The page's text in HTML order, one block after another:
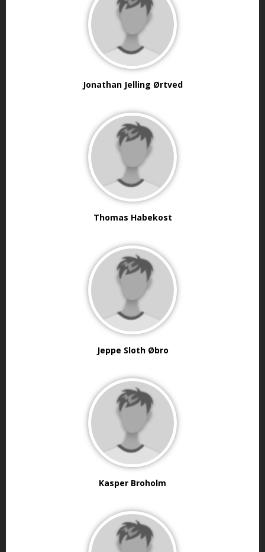
Jonathan Jelling Ørtved
Thomas Habekost
Jeppe Sloth Øbro
Kasper Broholm